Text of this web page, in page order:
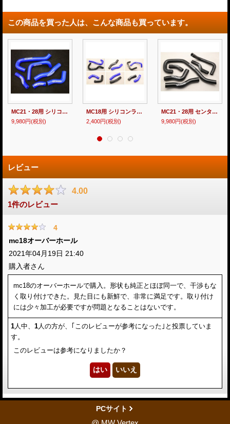
この商品を買った人は、こんな商品も買っています。
MC21・28用 シリコンラジエターホース【フルセット】T2Racing製
9,980円(税別)
MC18用 シリコンラジエターホース 【 単品売り 】T2Racing製
2,400円(税別)
MC21・28用 センタープラグ化用 シリコンラジエターホース 【フルセット】T2Racing製
9,980円(税別)
レビュー
4.00
1件のレビュー
4
mc18オーバーホール
2021年04月19日 21:40
購入者さん
mc18のオーバーホールで購入。形状も純正とほぼ同一で、干渉もな
く取り付けできた。見た目にも新鮮で、非常に満足です。取り付け
には少々加工が必要ですが問題となることはないです。
1 人中、 1 人の方が、｢このレビューが参考になった｣と投票していま
す。
このレビューは参考になりましたか？
PCサイト